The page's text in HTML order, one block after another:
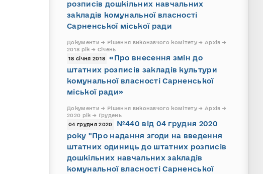
розписів дошкільних навчальних
закладів комунальної власності
Сарненської міської ради
Документи → Рішення виконавчого комітету → Архів →
2018 рік → Січень
18 січня 2018
«Про внесення змін до
штатних розписів закладів культури
комунальної власності Сарненської
міської ради»
Документи → Рішення виконавчого комітету → Архів →
2020 рік → Грудень
04 грудня 2020
№440 від 04 грудня 2020
року "Про надання згоди на введення
штатних одиниць до штатних розписів
дошкільних навчальних закладів
комунальної власності Сарненської